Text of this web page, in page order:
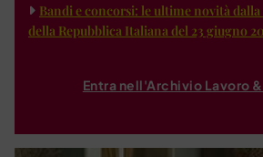
Bandi e concorsi: le ultime novità
della Repubblica Italiana del 23 giugno
Entra nell'Archivio Lavoro